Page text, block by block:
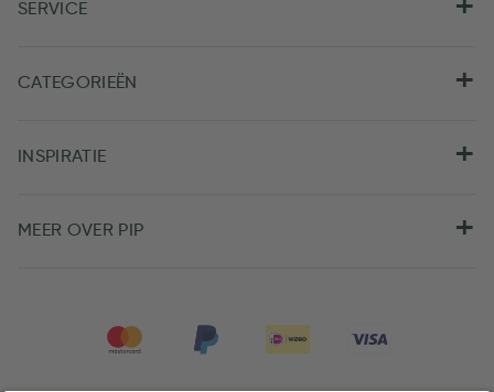
SERVICE
CATEGORIEËN
INSPIRATIE
MEER OVER PIP